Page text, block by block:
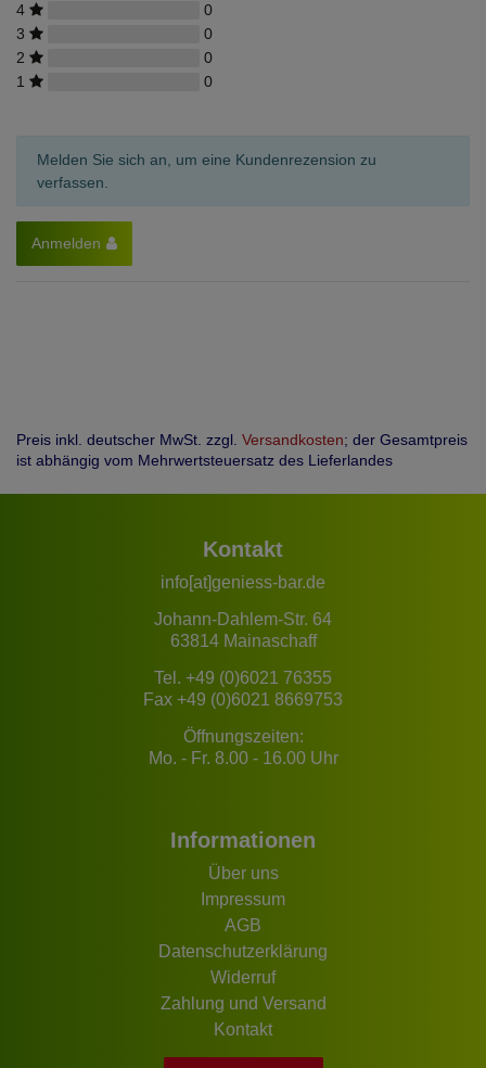
4
0
3
0
2
0
1
0
Melden Sie sich an, um eine Kundenrezension zu
verfassen.
Anmelden
Preis inkl. deutscher MwSt. zzgl. Versandkosten; der Gesamtpreis
ist abhängig vom Mehrwertsteuersatz des Lieferlandes
Kontakt
info[at]geniess-bar.de
Johann-Dahlem-Str. 64
63814 Mainaschaff
Tel. +49 (0)6021 76355
Fax +49 (0)6021 8669753
Öffnungszeiten:
Mo. - Fr. 8.00 - 16.00 Uhr
Informationen
Über uns
Impressum
AGB
Datenschutzerklärung
Widerruf
Zahlung und Versand
Kontakt